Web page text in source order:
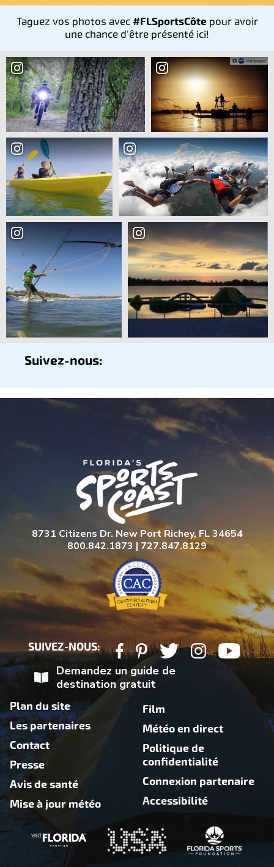
Taguez vos photos avec #FLSportsCôte pour avoir
une chance d'être présenté ici!
Suivez-nous:
8731 Citizens Dr. New Port Richey, FL 34654
800.842.1873 | 727.847.8129
SUIVEZ-NOUS:
Demandez un guide de
destination gratuit
Plan du site
Les partenaires
Contact
Presse
Avis de santé
Mise à jour météo
Film
Météo en direct
Politique de
confidentialité
Connexion partenaire
Accessibilité